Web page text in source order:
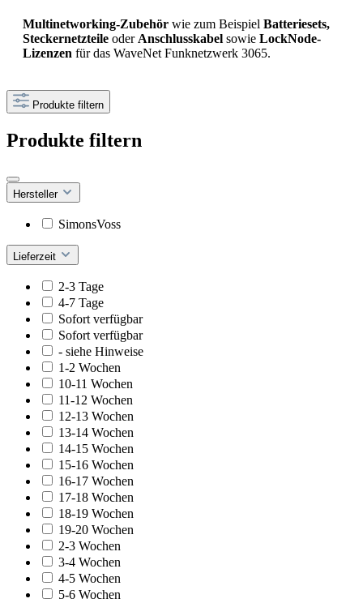
Multinetworking-Zubehör wie zum Beispiel Batteriesets,
Steckernetzteile oder Anschlusskabel sowie LockNode-
Lizenzen für das WaveNet Funknetzwerk 3065.
Produkte filtern
Produkte filtern
Hersteller
SimonsVoss
Lieferzeit
2-3 Tage
4-7 Tage
Sofort verfügbar
Sofort verfügbar
- siehe Hinweise
1-2 Wochen
10-11 Wochen
11-12 Wochen
12-13 Wochen
13-14 Wochen
14-15 Wochen
15-16 Wochen
16-17 Wochen
17-18 Wochen
18-19 Wochen
19-20 Wochen
2-3 Wochen
3-4 Wochen
4-5 Wochen
5-6 Wochen